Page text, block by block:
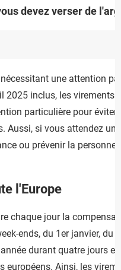
devez verser de
une attention
2025 inclus, les virements
particulière pour
si vous attendez un
ou prévenir la personne
l'Europe
chaque jour la
ends, du 1er janvier, du
durant quatre jours
européens. Ainsi, les